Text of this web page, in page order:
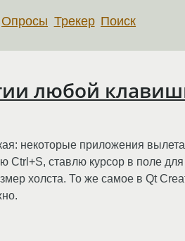
Опросы Трекер Поиск
любой
некоторые приложения
Ctrl+S, ставлю курсор в поле
холста. То же самое в Qt